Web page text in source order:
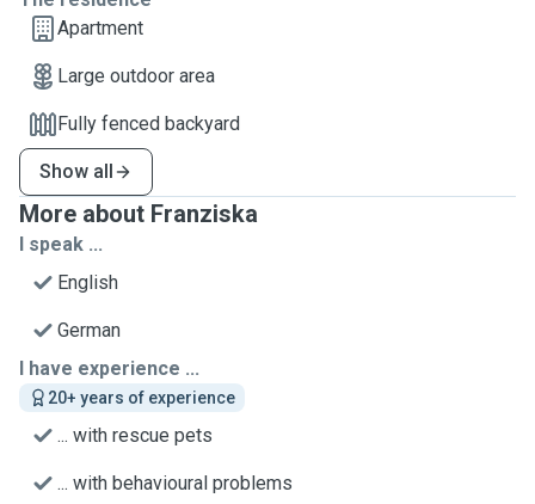
Apartment
Large outdoor area
Fully fenced backyard
Show all
More about Franziska
I speak ...
English
German
I have experience ...
20+ years of experience
... with rescue pets
... with behavioural problems